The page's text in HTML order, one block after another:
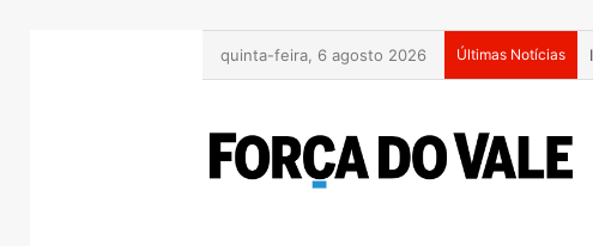
quinta-feira, 6 agosto 2026 Últimas Notícias